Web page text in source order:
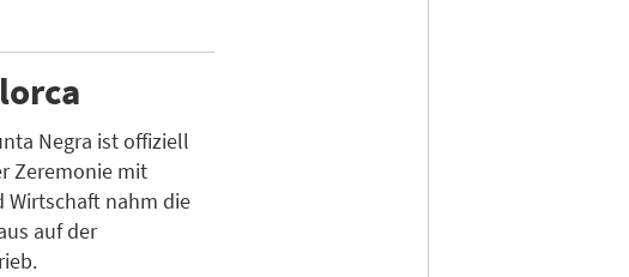
Negra ist offiziell
Zeremonie mit
Wirtschaft nahm die
auf der